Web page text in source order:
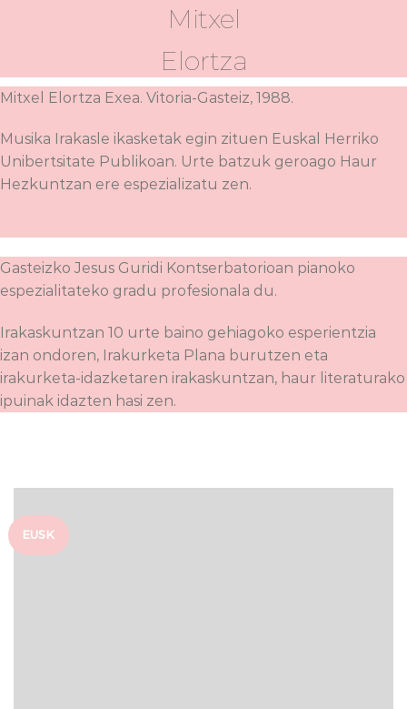
Mitxel
Elortza
Mitxel Elortza Exea. Vitoria-Gasteiz, 1988.
Musika Irakasle ikasketak egin zituen Euskal Herriko
Unibertsitate Publikoan. Urte batzuk geroago Haur
Hezkuntzan ere espezializatu zen.
Gasteizko Jesus Guridi Kontserbatorioan pianoko
espezialitateko gradu profesionala du.
Irakaskuntzan 10 urte baino gehiagoko esperientzia
izan ondoren, Irakurketa Plana burutzen eta
irakurketa-idazketaren irakaskuntzan, haur literaturako
ipuinak idazten hasi zen.
EUSK